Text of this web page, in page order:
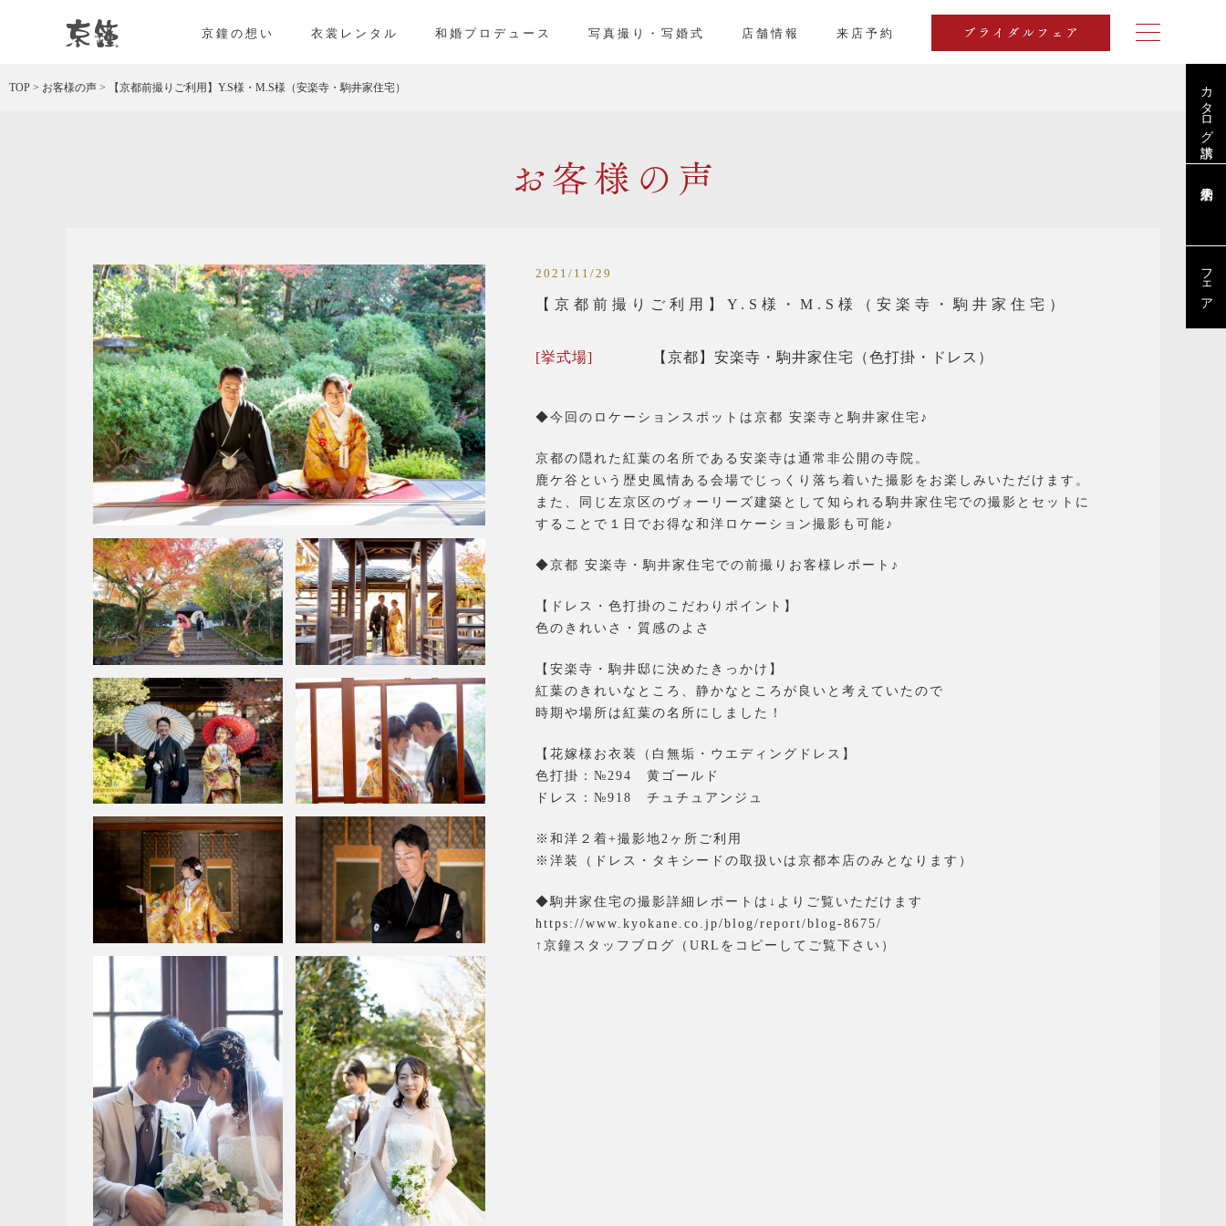
京都・東京で和装、和婚プロデュースなら「京鐘」
京鐘の想い 衣裳レンタル 和婚プロデュース 写真撮り・写婚式 店舗情報 来店予約 ブライダルフェア
カタログ請求
フェア
TOP > お客様の声 > 【京都前撮りご利用】Y.S様・M.S様（安楽寺・駒井家住宅）
お客様の声
2021/11/29
【京都前撮りご利用】Y.S様・M.S様（安楽寺・駒井家住宅）
[挙式場] 【京都】安楽寺・駒井家住宅（色打掛・ドレス）
◆今回のロケーションスポットは京都 安楽寺と駒井家住宅♪
京都の隠れた紅葉の名所である安楽寺は通常非公開の寺院。
鹿ケ谷という歴史風情ある会場でじっくり落ち着いた撮影をお楽しみいただけます。
また、同じ左京区のヴォーリーズ建築として知られる駒井家住宅での撮影とセットに
することで１日でお得な和洋ロケーション撮影も可能♪
◆京都 安楽寺・駒井家住宅での前撮りお客様レポート♪
【ドレス・色打掛のこだわりポイント】
色のきれいさ・質感のよさ
【安楽寺・駒井邸に決めたきっかけ】
紅葉のきれいなところ、静かなところが良いと考えていたので
時期や場所は紅葉の名所にしました！
【花嫁様お衣装（白無垢・ウエディングドレス】
色打掛：№294 黄ゴールド
ドレス：№918 チュチュアンジュ
※和洋２着+撮影地2ヶ所ご利用
※洋装（ドレス・タキシードの取扱いは京都本店のみとなります）
◆駒井家住宅の撮影詳細レポートは↓よりご覧いただけます
https://www.kyokane.co.jp/blog/report/blog-8675/
↑京鐘スタッフブログ（URLをコピーしてご覧下さい）